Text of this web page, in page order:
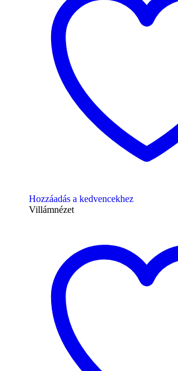
Hozzáadás a kedvencekhez
Villámnézet